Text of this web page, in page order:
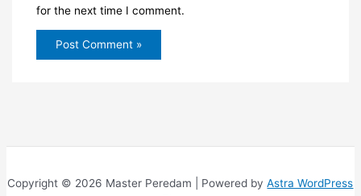
for the next time I comment.
Copyright © 2026 Master Peredam | Powered byAstra WordPress